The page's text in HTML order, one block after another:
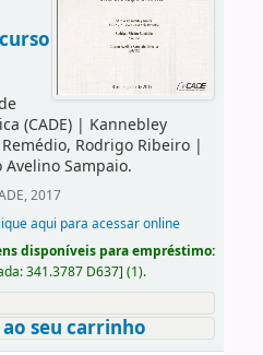
(CADE)| Kannebley
Remédio, Rodrigo Ribeiro|
Sampaio.
2017
aqui para acessar online
disponíveis para empréstimo:
341.3787 D637] (1).
seu carrinho